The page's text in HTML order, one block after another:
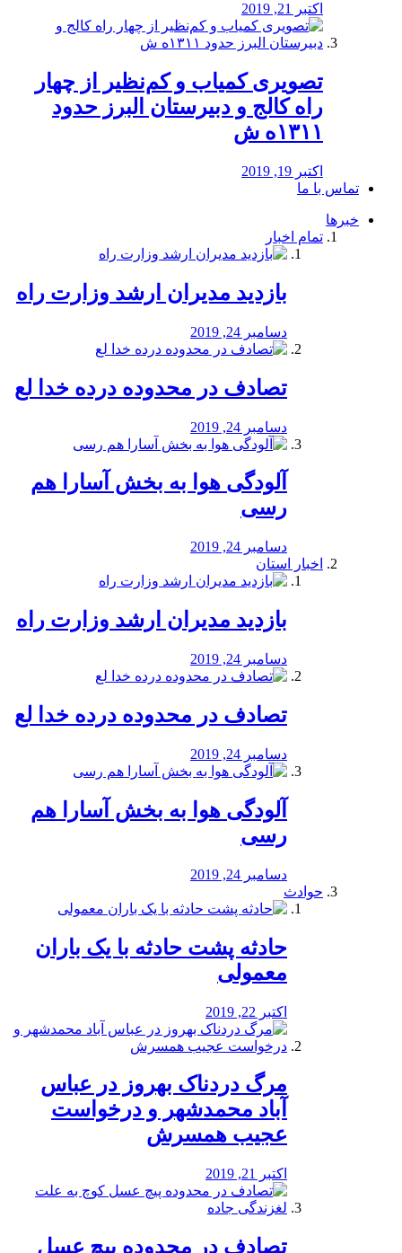
اکتبر 21, 2019
️تصویری کمیاب و کم‌نظیر از چهار
راه كالج و دبيرستان البرز حدود
۱۳۱۱ه ش
اکتبر 19, 2019
تماس با ما
خبرها
تمام اخبار
بازدید مدیران ارشد وزارت راه
دسامبر 24, 2019
تصادف در محدوده درده خدا لع
دسامبر 24, 2019
آلودگی هوا به بخش آسارا هم
رسی
دسامبر 24, 2019
اخبار استان
بازدید مدیران ارشد وزارت راه
دسامبر 24, 2019
تصادف در محدوده درده خدا لع
دسامبر 24, 2019
آلودگی هوا به بخش آسارا هم
رسی
دسامبر 24, 2019
حوادث
️حادثه پشت حادثه با یک باران
معمولی
اکتبر 22, 2019
مرگ دردناک بهروز در عباس
آباد محمدشهر و درخواست
عجیب همسرش
اکتبر 21, 2019
تصادف در محدوده پیچ عسل